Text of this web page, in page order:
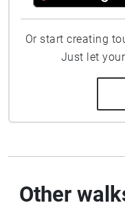
Or start creating
Just let
Other